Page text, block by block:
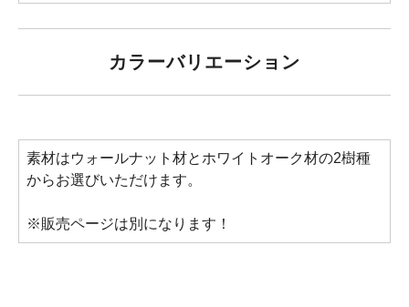
カラーバリエーション
素材はウォールナット材とホワイトオーク材の2樹種
からお選びいただけます。
※販売ページは別になります！